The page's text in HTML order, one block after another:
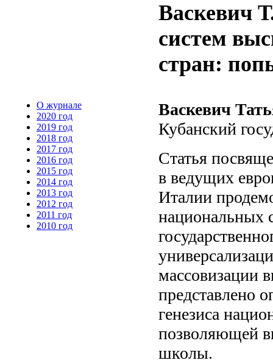
Васкевич
систем
стран:
О журнале
2020 год
2019 год
2018 год
2017 год
2016 год
2015 год
2014 год
2013 год
2012 год
2011 год
2010 год
Васкевич
Кубанский
Статья
в ведущих
Италии
национальных
массовизации
представлено
генезиса
позволяющей
школы.